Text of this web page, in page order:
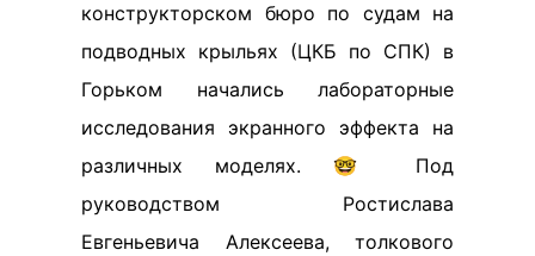
конструкторском бюро по судам на
подводных крыльях (ЦКБ по СПК) в
Горьком начались лабораторные
исследования экранного эффекта на
различных моделях. 🤓 Под
руководством Ростислава
Евгеньевича Алексеева, толкового